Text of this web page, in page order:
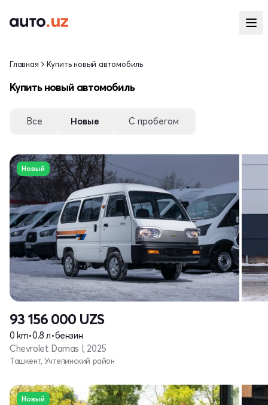
Главная Купить новый автомобиль
Купить новый автомобиль
Все Новые С пробегом
Новый
93 156 000 UZS
0 km•0.8 л•бензин
Chevrolet Damas I, 2025
Ташкент, Учтепинский район
Новый